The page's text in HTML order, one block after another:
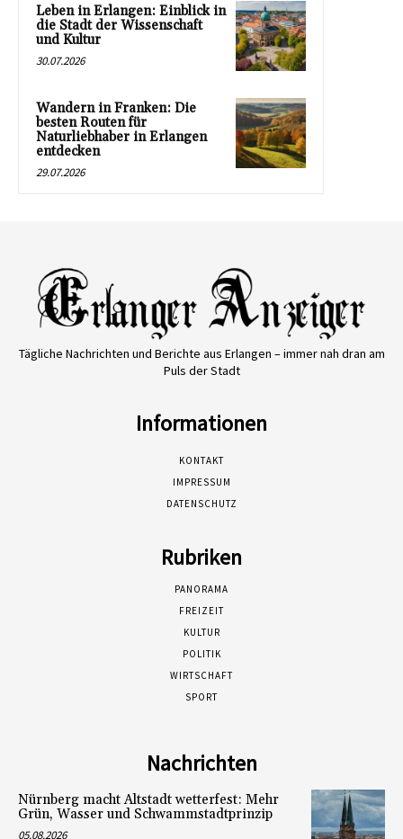
Leben in Erlangen: Einblick in
die Stadt der Wissenschaft
und Kultur
30.07.2026
Wandern in Franken: Die
besten Routen für
Naturliebhaber in Erlangen
entdecken
29.07.2026
Tägliche Nachrichten und Berichte aus Erlangen – immer nah dran am
Puls der Stadt
Informationen
KONTAKT
IMPRESSUM
DATENSCHUTZ
Rubriken
PANORAMA
FREIZEIT
KULTUR
POLITIK
WIRTSCHAFT
SPORT
Nachrichten
Nürnberg macht Altstadt wetterfest: Mehr
Grün, Wasser und Schwammstadtprinzip
05.08.2026